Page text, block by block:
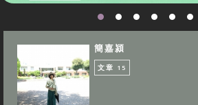
簡嘉潁
文章 15